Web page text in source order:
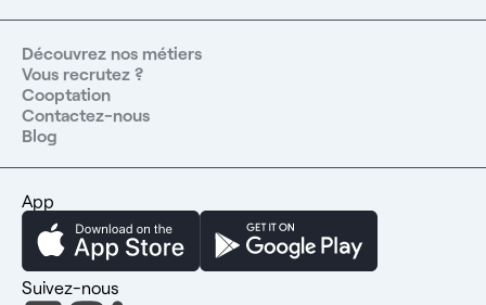
Découvrez nos métiers
Vous recrutez ?
Cooptation
Contactez-nous
Blog
App
Suivez-nous